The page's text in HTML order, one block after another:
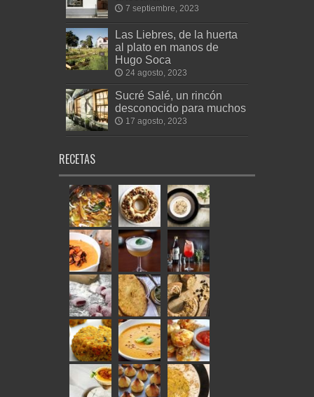
7 septiembre, 2023
Las Liebres, de la huerta
al plato en manos de
Hugo Soca
24 agosto, 2023
Sucré Salé, un rincón
desconocido para muchos
17 agosto, 2023
RECETAS